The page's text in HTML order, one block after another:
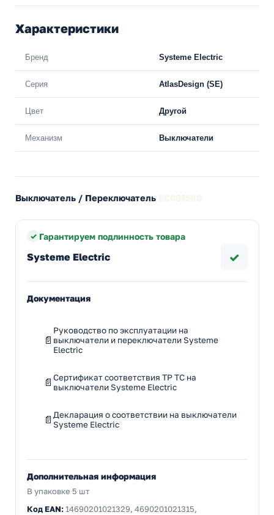
Характеристики
Бренд Systeme Electric
Серия AtlasDesign (SE)
Цвет Другой
Механизм Выключатели
Выключатель / Переключатель
Гарантируем подлинность товара
Systeme Electric ✓
Документация
Руководство по эксплуатации на
выключатели и переключатели Systeme
Electric
Сертификат соответствия ТР ТС на
выключатели Systeme Electric
Декларация о соответствии на выключатели
Systeme Electric
Дополнительная информация
В упаковке 5 шт
Код EAN:14690201021329, 4690201021315,